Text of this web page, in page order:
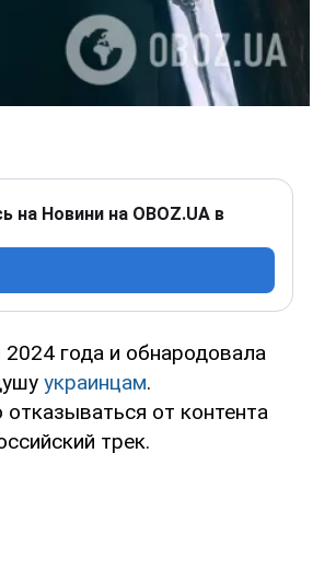
на Новини на OBOZ.UA в
2024 года и обнародовала
украинцам.
от контента
трек.